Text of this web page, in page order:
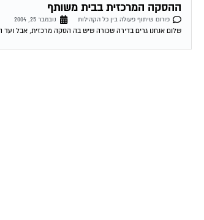
ההסקה המרכזית בבית משותף
פורום שיתוף פעולה בין כל הקהילות
נובמבר 25, 2004
שלום אנחנו גרים בדירה שכורה שיש בה הסקה מרכזית, אבל